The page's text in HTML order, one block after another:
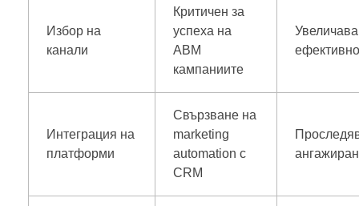
Избор на
канали
Критичен за
успеха на
ABM
кампаниите
Увеличава
Интеграция на
платформи
Свързване на
marketing
automation с
CRM